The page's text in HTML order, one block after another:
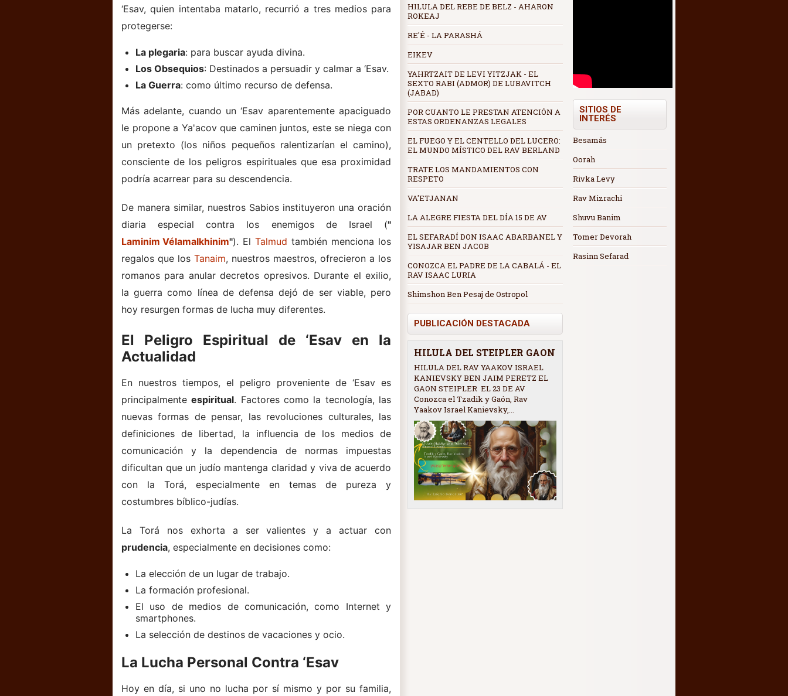
‘Esav, quien intentaba matarlo, recurrió a tres medios para
protegerse:
La plegaria: para buscar ayuda divina.
Los Obsequios: Destinados a persuadir y calmar a ‘Esav.
La Guerra: como último recurso de defensa.
Más adelante, cuando un ‘Esav aparentemente apaciguado
le propone a Ya'acov que caminen juntos, este se niega con
un pretexto (los niños pequeños ralentizarían el camino),
consciente de los peligros espirituales que esa proximidad
podría acarrear para su descendencia.
De manera similar, nuestros Sabios instituyeron una oración
diaria especial contra los enemigos de Israel ("
Laminim Vélamalkhinim"). El Talmud también menciona los
regalos que los Tanaim, nuestros maestros, ofrecieron a los
romanos para anular decretos opresivos. Durante el exilio,
la guerra como línea de defensa dejó de ser viable, pero
hoy resurgen formas de lucha muy diferentes.
El Peligro Espiritual de ‘Esav en la
Actualidad
En nuestros tiempos, el peligro proveniente de ‘Esav es
principalmenteespiritual. Factores como la tecnología, las
nuevas formas de pensar, las revoluciones culturales, las
definiciones de libertad, la influencia de los medios de
comunicación y la dependencia de normas impuestas
dificultan que un judío mantenga claridad y viva de acuerdo
con la Torá, especialmente en temas de pureza y
costumbres bíblico-judías.
La Torá nos exhorta a ser valientes y a actuar con
prudencia, especialmente en decisiones como:
La elección de un lugar de trabajo.
La formación profesional.
El uso de medios de comunicación, como Internet y
smartphones.
La selección de destinos de vacaciones y ocio.
La Lucha Personal Contra ‘Esav
Hoy en día, si uno no lucha por sí mismo y por su familia,
HILULA DEL REBE DE BELZ - AHARON
ROKEAJ
RE'É - LA PARASHÁ
EIKEV
YAHRTZAIT DE LEVI YITZJAK - EL
SEXTO RABI (ADMOR) DE LUBAVITCH
(JABAD)
POR CUANTO LE PRESTAN ATENCIÓN A
ESTAS ORDENANZAS LEGALES
EL FUEGO Y EL CENTELLO DEL LUCERO:
EL MUNDO MÍSTICO DEL RAV BERLAND
TRATE LOS MANDAMIENTOS CON
RESPETO
VA'ETJANAN
LA ALEGRE FIESTA DEL DÍA 15 DE AV
EL SEFARADÍ DON ISAAC ABARBANEL Y
YISAJAR BEN JACOB
CONOZCA EL PADRE DE LA CABALÁ - EL
RAV ISAAC LURIA
Shimshon Ben Pesaj de Ostropol
PUBLICACIÓN DESTACADA
HILULA DEL STEIPLER GAON
HILULA DEL RAV YAAKOV ISRAEL
KANIEVSKY BEN JAIM PERETZ EL
GAON STEIPLER EL 23 DE AV
Conozca el Tzadik y Gaón, Rav
Yaakov Israel Kanievsky,...
SITIOS DE
INTERÉS
Besamás
Oorah
Rivka Levy
Rav Mizrachi
Shuvu Banim
Tomer Devorah
Rasinn Sefarad